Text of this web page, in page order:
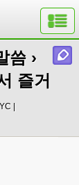
씀 ›
즐거
YC |